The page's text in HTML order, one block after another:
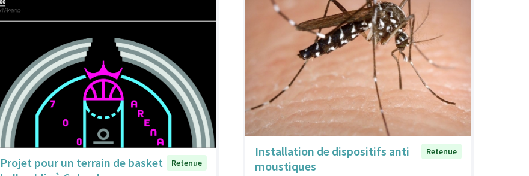
Projet pour un terrain de basket
Retenue
Installation de dispositifs anti
moustiques
Retenue